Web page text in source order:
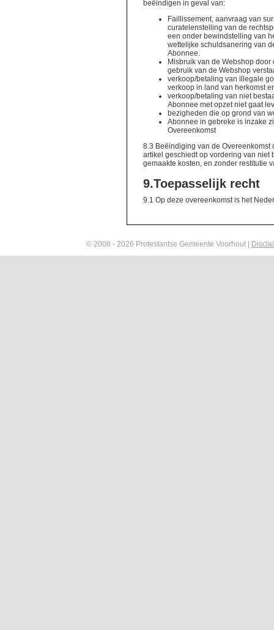
beëindigen in geval van:
Faillissement, aanvraag van
curatelenstelling van de
een onder bewindstelling van
wettelijke schuldsanering van
Abonnee.
Misbruik van de Webshop
gebruik van de Webshop
verkoop/betaling van illegale
verkoop in land van herkomst
verkoop/betaling van niet
Abonnee met opzet niet gaat
bezigheden die op grond van
Abonnee in gebreke is inzake
Overeenkomst
8.3 Beëindiging van de
artikel geschiedt op vordering van
gemaakte kosten, en zonder restitutie
9.Toepasselijk recht
9.1 Op deze overeenkomst is het
© 2008 - 2026 Protestantse Gemeente Voorhout |